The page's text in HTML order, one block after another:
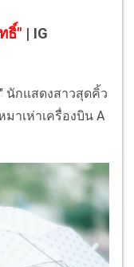
ธิ์" | IG
นักแสดงสาวสุดคิ้ว
าเห่าเครื่องบิน A